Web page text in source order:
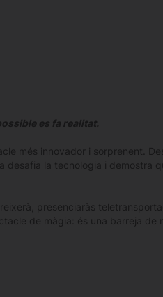
es fa realitat.
més innovador i sorprenent.
desafia la tecnologia i demostra
presenciaràs
de màgia: és una barreja de